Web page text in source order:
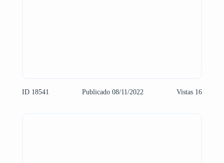
ID 18541 Publicado 08/11/2022 Vistas 16